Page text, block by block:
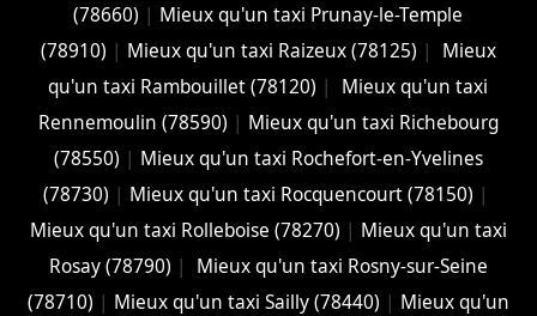
(78660) | Mieux qu'un taxi Prunay-le-Temple
(78910) | Mieux qu'un taxi Raizeux (78125) |
Mieux
qu'un taxi Rambouillet (78120) |
Mieux qu'un taxi
Rennemoulin (78590) | Mieux qu'un taxi Richebourg
(78550) | Mieux qu'un taxi Rochefort-en-Yvelines
(78730) | Mieux qu'un taxi Rocquencourt (78150) |
Mieux qu'un taxi Rolleboise (78270) | Mieux qu'un taxi
Rosay (78790) |
Mieux qu'un taxi Rosny-sur-Seine
(78710) | Mieux qu'un taxi Sailly (78440) | Mieux qu'un